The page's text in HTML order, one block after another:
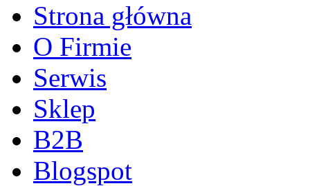
Strona główna
O Firmie
Serwis
Sklep
B2B
Blogspot